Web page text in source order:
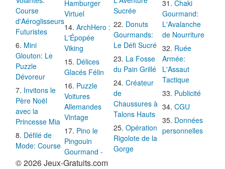
Course
d'Aéroglisseurs
Futuristes
Mini
Glouton: Le
Puzzle
Dévoreur
Invitons le
Père Noël
avec la
Princesse Mia
Défilé de
Mode: Course
Hamburger
Virtuel
ArchHero :
L'Épopée
Viking
Délices
Glacés Félin
Puzzle
Voitures
Allemandes
Vintage
Pino le
Pingouin
Gourmand -
Sucrée
Donuts
Gourmands:
Le Défi Sucré
La Fosse
du Pain Grillé
Créateur
de
Chaussures à
Talons Hauts
Opération
Rigolote de la
Gorge
Chaki
Gourmand:
L'Avalanche
de Nourriture
Ruée
Armée:
L'Assaut
Tactique
Publicité
CGU
Données
personnelles
© 2026 Jeux-Gratuits.com